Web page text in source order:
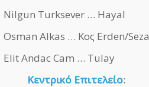
Nilgun Turksever … Hayal
Osman Alkas … Κος Erden/Seza
Elit Andac Cam … Tulay
Κεντρικό Επιτελείο: